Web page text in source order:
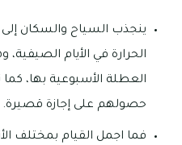
ينجذب السياح والسكان
الحرارة في الأيام
العطلة الأسبوعية بها، كما
حصولهم على إجازة قصيرة.
فما اجمل القيام بمختلف